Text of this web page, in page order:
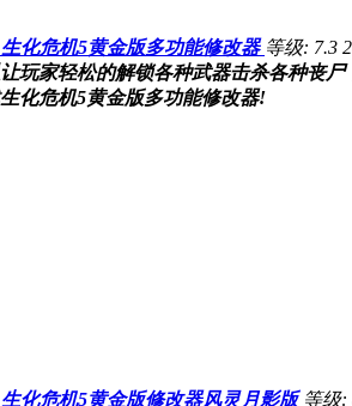
生化危机5黄金版多功能修改器 等级: 7.3
玩家轻松的解锁各种武器击杀各种丧
化危机5黄金版多功能修改器!
生化危机5黄金版修改器风灵月影版 等级: